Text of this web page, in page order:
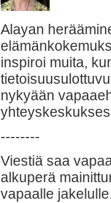
Alayan
inspiroi muita,
nykyään
--------
Viestiä saa
alkuperä
vapaalle